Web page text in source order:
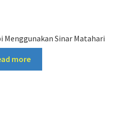
Menggunakan Sinar Matahari
more